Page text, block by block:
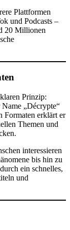
Plattformen
und Podcasts –
20 Millionen
Prinzip:
„Décrypte“
Formaten erklärt er
Themen und
interessieren
bis hin zu
ein schnelles,
und